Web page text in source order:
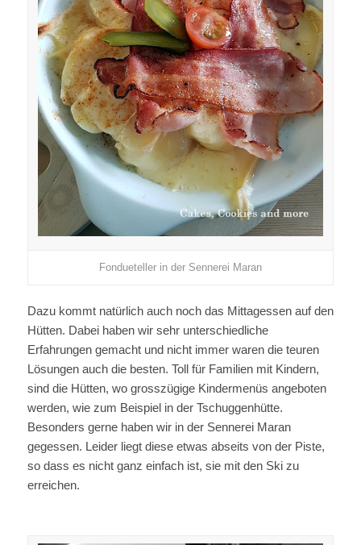
Fondueteller in der Sennerei Maran
Dazu kommt natürlich auch noch das Mittagessen auf den
Hütten. Dabei haben wir sehr unterschiedliche
Erfahrungen gemacht und nicht immer waren die teuren
Lösungen auch die besten. Toll für Familien mit Kindern,
sind die Hütten, wo grosszügige Kindermenüs angeboten
werden, wie zum Beispiel in der Tschuggenhütte.
Besonders gerne haben wir in der Sennerei Maran
gegessen. Leider liegt diese etwas abseits von der Piste,
so dass es nicht ganz einfach ist, sie mit den Ski zu
erreichen.